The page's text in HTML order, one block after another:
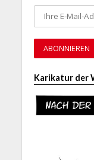
Karikatur der